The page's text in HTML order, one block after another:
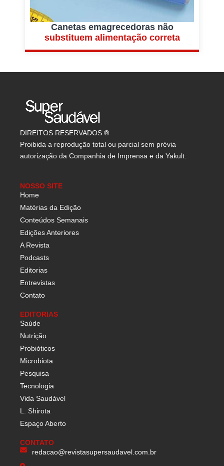
Canetas emagrecedoras não
substituem alimentação correta
DIREITOS RESERVADOS ®
Proibida a reprodução total ou parcial sem prévia
autorização da Companhia de Imprensa e da Yakult.
NOSSO SITE
Home
Matérias da Edição
Conteúdos Semanais
Edições Anteriores
A Revista
Podcasts
Editorias
Entrevistas
Contato
EDITORIAS
Saúde
Nutrição
Probióticos
Microbiota
Pesquisa
Tecnologia
Vida Saudável
L. Shirota
Espaço Aberto
CONTATO
redacao@revistasupersaudavel.com.br